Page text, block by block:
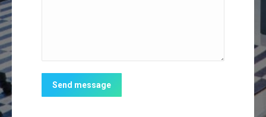
Send message